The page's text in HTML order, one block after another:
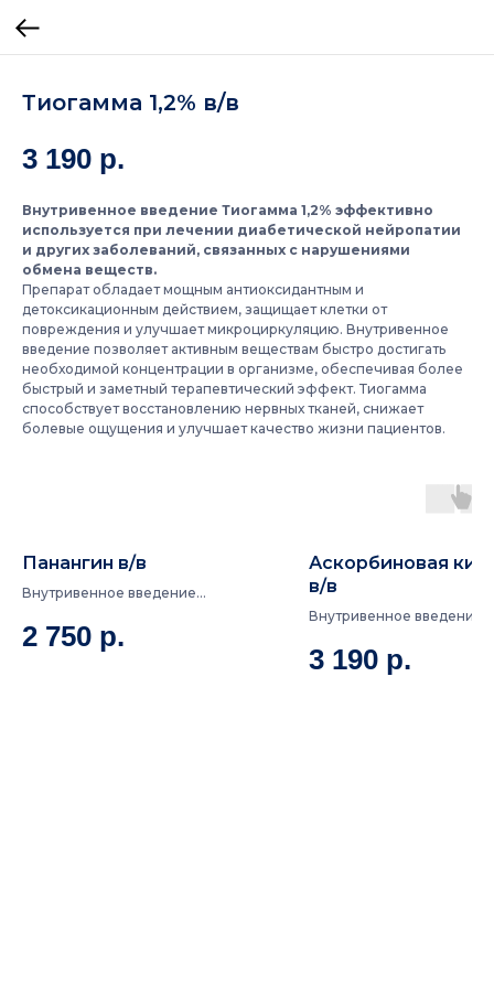
Тиогамма 1,2% в/в
3 190 р.
Внутривенное введение Тиогамма 1,2% эффективно
используется при лечении диабетической нейропатии
и других заболеваний, связанных с нарушениями
обмена веществ.
Препарат обладает мощным антиоксидантным и
детоксикационным действием, защищает клетки от
повреждения и улучшает микроциркуляцию. Внутривенное
введение позволяет активным веществам быстро достигать
необходимой концентрации в организме, обеспечивая более
быстрый и заметный терапевтический эффект. Тиогамма
способствует восстановлению нервных тканей, снижает
болевые ощущения и улучшает качество жизни пациентов.
Панангин в/в
Внутривенное введение
мг/мл + 40 мг/мл
2 750 р.
Аскорбиновая
в/в
Внутривенное введение
3 190 р.